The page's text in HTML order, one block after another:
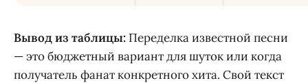
Вывод из таблицы: Переделка известной песни
— это бюджетный вариант для шуток или когда
получатель фанат конкретного хита. Свой текст